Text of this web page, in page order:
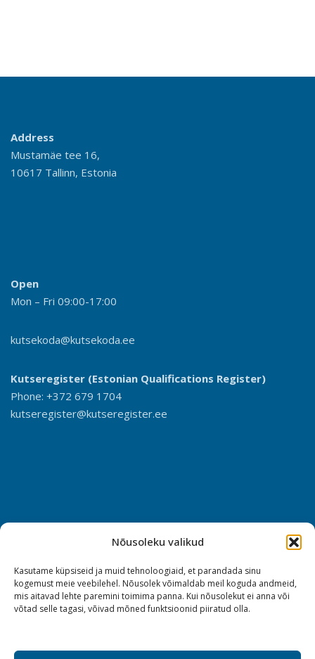
Nõusoleku valikud
Kasutame küpsiseid ja muid tehnoloogiaid, et parandada sinu
kogemust meie veebilehel. Nõusolek võimaldab meil koguda andmeid,
mis aitavad lehte paremini toimima panna. Kui nõusolekut ei anna või
võtad selle tagasi, võivad mõned funktsioonid piiratud olla.
Address
Mustamäe tee 16,
10617 Tallinn, Estonia
Open
Mon – Fri 09:00-17:00
kutsekoda@kutsekoda.ee
Kutseregister (Estonian Qualifications Register)
Phone: +372 679 1704
kutseregister@kutseregister.ee